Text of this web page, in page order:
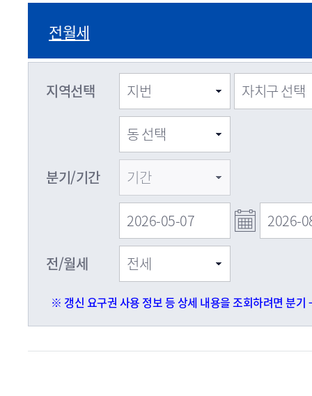
전월세
지역선택
분기/기간
전/월세
※ 갱신 요구권 사용 정보 등 상세 내용을 조회하려면 분